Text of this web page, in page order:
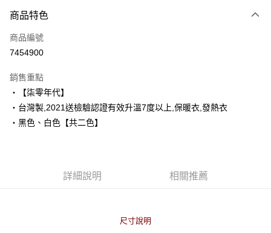
信用卡一次付款
超商取貨付款
Apple Pay
街口支付
AFTEE先享後付
AFTEE先享後付是「在收到商品之後才付款」的支付方式。 讓您購物簡單
商品特色
商品編號
7454900
銷售重點
‧【柒零年代】
‧台灣製,2021送檢驗認證有效升溫7度以上,保暖衣,發熱衣
‧黑色、白色【共二色】
詳細說明 相關推薦
尺寸說明